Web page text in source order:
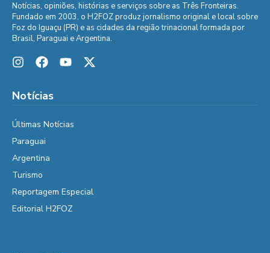
Notícias, opiniões, histórias e serviços sobre as Três Fronteiras.
Fundado em 2003, o H2FOZ produz jornalismo original e local sobre
Foz do Iguaçu (PR) e as cidades da região trinacional formada por
Brasil, Paraguai e Argentina.
Notícias
Últimas Notícias
Paraguai
Argentina
Turismo
Reportagem Especial
Editorial H2FOZ